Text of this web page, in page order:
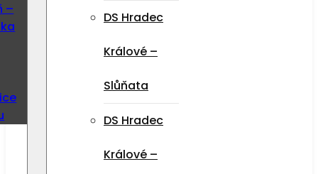
–
DS Hradec
Králové –
Slůňata
DS Hradec
Králové –